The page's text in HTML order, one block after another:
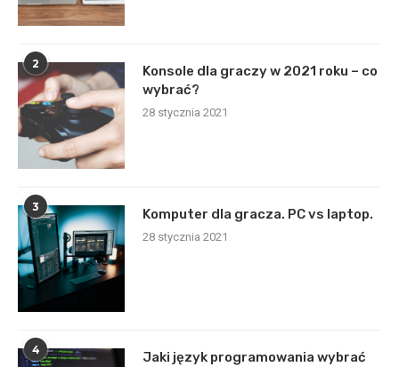
2
Konsole dla graczy w 2021 roku – co
wybrać?
28 stycznia 2021
3
Komputer dla gracza. PC vs laptop.
28 stycznia 2021
4
Jaki język programowania wybrać